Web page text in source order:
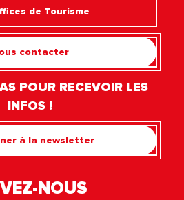
de Tourisme
contacter
POUR RECEVOIR LES
INFOS !
à la newsletter
NOUS